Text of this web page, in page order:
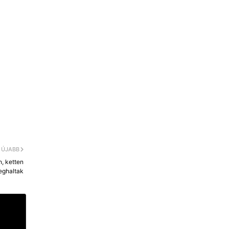
ÚJABB
ketten